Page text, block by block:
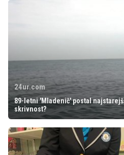
24ur.com
89-letni 'Mladenič' postal
skrivnost?